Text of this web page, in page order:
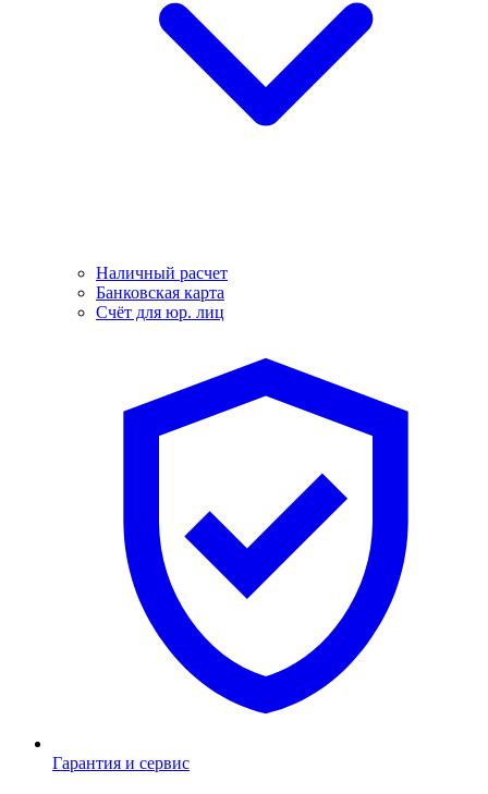
Наличный расчет
Банковская карта
Счёт для юр. лиц
Гарантия и сервис